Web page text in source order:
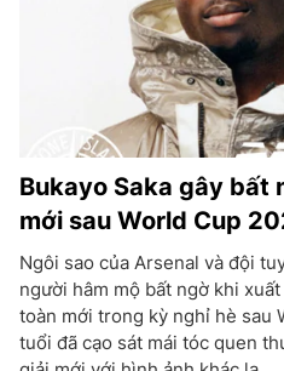
Bukayo Saka gây bất
mới sau World Cup
Ngôi sao của Arsenal và đội
người hâm mộ bất ngờ khi
toàn mới trong kỳ nghỉ hè sau
tuổi đã cạo sát mái tóc quen